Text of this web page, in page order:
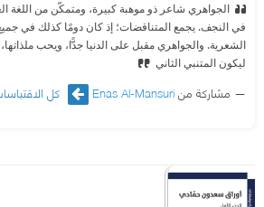
الجواهري شاعر ذو موهبة كبيرة، ومتمكّن من اللغة
في النجف. يجمع المتناقضات؛ إذ كان دومًا كذلك في
الشعرية. والجواهري مقبل على الدنيا جدًّا، ويحب
ليكون المتنبي الثاني
مشاركة منEnas Al-Mansuri كل